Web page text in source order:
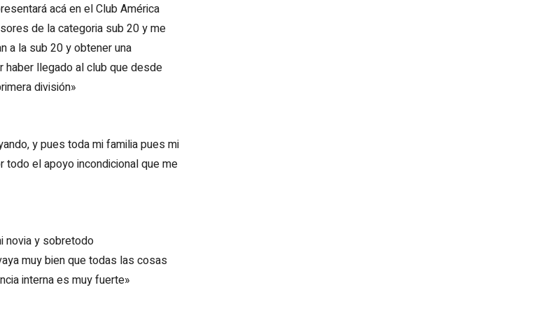
acá en el Club América
de la categoria sub 20 y me
a la sub 20 y obtener una
haber llegado al club que desde
división»
y pues toda mi familia pues mi
el apoyo incondicional que me
novia y sobretodo
muy bien que todas las cosas
interna es muy fuerte»